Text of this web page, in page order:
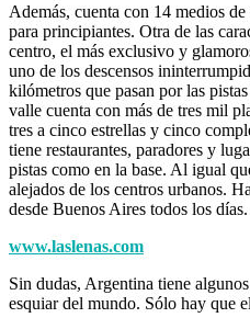
Además, cuenta con 14 medios
para principiantes. Otra de las
centro, el más exclusivo y
uno de los descensos
kilómetros que pasan por las
valle cuenta con más de tres mil
tres a cinco estrellas y cinco
tiene restaurantes, paradores y
pistas como en la base. Al igual
alejados de los centros urbanos.
desde Buenos Aires todos los días.
www.laslenas.com
Sin dudas, Argentina tiene
esquiar del mundo. Sólo hay que